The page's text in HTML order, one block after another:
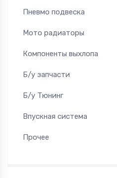
Пневмо подвеска
Мото радиаторы
Компоненты выхлопа
Б/у запчасти
Б/у Тюнинг
Впускная система
Прочее